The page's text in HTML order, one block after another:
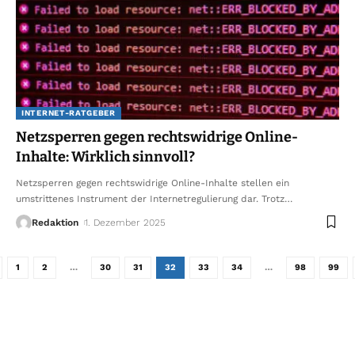
INTERNET-RATGEBER
Netzsperren gegen rechtswidrige Online-
Inhalte: Wirklich sinnvoll?
Netzsperren gegen rechtswidrige Online-Inhalte stellen ein
umstrittenes Instrument der Internetregulierung dar. Trotz…
Redaktion 1. Dezember 2025
1 2 … 30 31 32 33 34 … 98 99